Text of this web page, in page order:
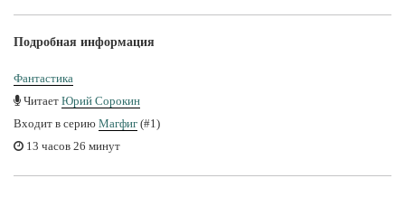
Подробная информация
Фантастика
Читает Юрий Сорокин
Входит в серию Магфиг (#1)
13 часов 26 минут